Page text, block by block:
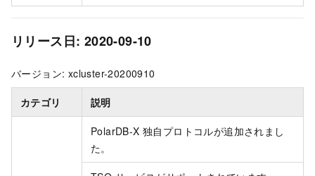
リリース日: 2020-09-10
バージョン: xcluster-20200910
カテゴリ 説明
PolarDB-X 独自プロトコルが追加されまし
た。